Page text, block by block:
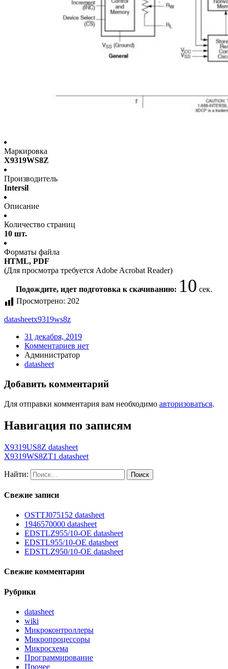
Маркировка
X9319WS8Z
Производитель
Intersil
Описание
Количество страниц
10 шт.
Форматы файла
HTML, PDF
(Для просмотра требуется Adobe Acrobat Reader)
Подождите, идет подготовка к скачиванию: 10 сек.
Просмотрено: 202
datasheetx9319ws8z
31 декабря, 2019
Комментариев нет
Администратор
datasheet
Добавить комментарий
Для отправки комментария вам необходимо авторизоваться.
Навигация по записям
X9319US8Z datasheet
X9319WS8ZT1 datasheet
Найти:
Свежие записи
OSTTJ075152 datasheet
1946570000 datasheet
EDSTLZ955/10-OE datasheet
EDSTL955/10-OE datasheet
EDSTLZ950/10-OE datasheet
Свежие комментарии
Рубрики
datasheet
wiki
Микроконтроллеры
Микропроцессоры
Микросхема
Программирование
Прочее